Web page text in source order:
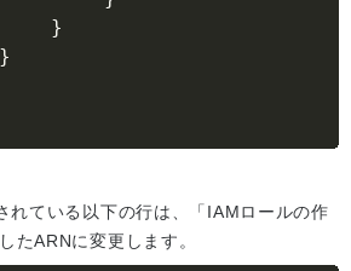
}
}
れている以下の行は、「IAMロールの作
たARNに変更します。